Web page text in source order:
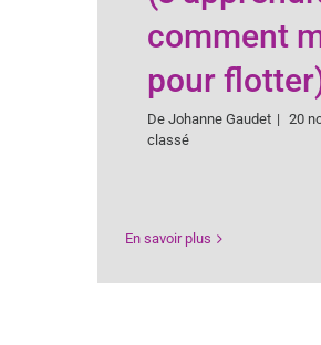
comment
pour
De Johanne Gaudet | 20
classé
En savoir plus